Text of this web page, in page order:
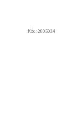
Kód:2005034